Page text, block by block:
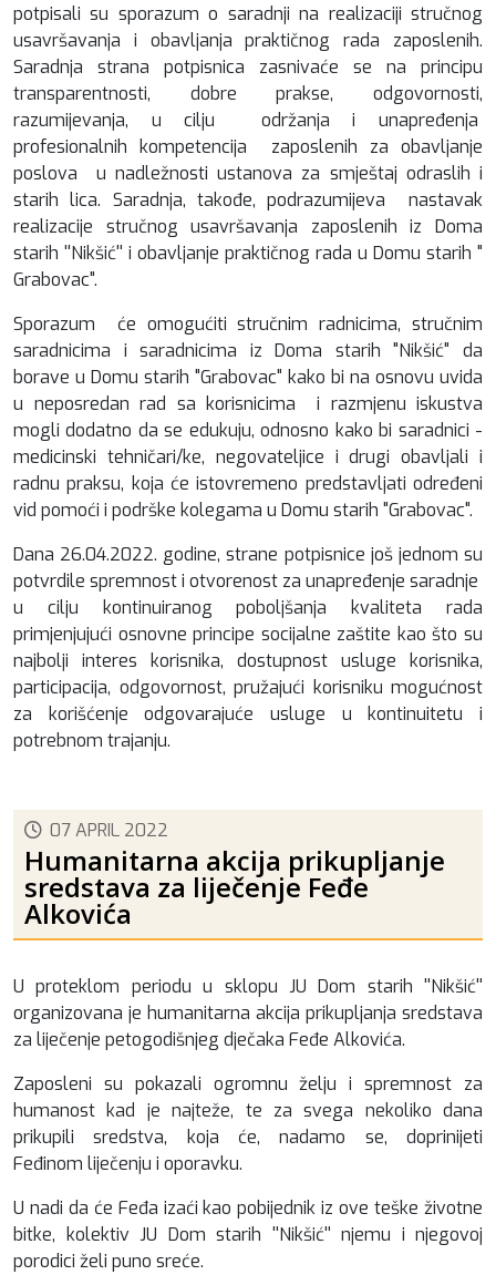
potpisali su sporazum o saradnji na realizaciji stručnog
usavršavanja i obavljanja praktičnog rada zaposlenih.
Saradnja strana potpisnica zasnivaće se na principu
transparentnosti, dobre prakse, odgovornosti,
razumijevanja, u cilju održanja i unapređenja
profesionalnih kompetencija zaposlenih za obavljanje
poslova u nadležnosti ustanova za smještaj odraslih i
starih lica. Saradnja, takođe, podrazumijeva nastavak
realizacije stručnog usavršavanja zaposlenih iz Doma
starih ''Nikšić'' i obavljanje praktičnog rada u Domu starih "
Grabovac".
Sporazum će omogućiti stručnim radnicima, stručnim
saradnicima i saradnicima iz Doma starih "Nikšić" da
borave u Domu starih "Grabovac" kako bi na osnovu uvida
u neposredan rad sa korisnicima i razmjenu iskustva
mogli dodatno da se edukuju, odnosno kako bi saradnici -
medicinski tehničari/ke, negovateljice i drugi obavljali i
radnu praksu, koja će istovremeno predstavljati određeni
vid pomoći i podrške kolegama u Domu starih "Grabovac".
Dana 26.04.2022. godine, strane potpisnice još jednom su
potvrdile spremnost i otvorenost za unapređenje saradnje
u cilju kontinuiranog poboljšanja kvaliteta rada
primjenjujući osnovne principe socijalne zaštite kao što su
najbolji interes korisnika, dostupnost usluge korisnika,
participacija, odgovornost, pružajući korisniku mogućnost
za korišćenje odgovarajuće usluge u kontinuitetu i
potrebnom trajanju.
07 APRIL 2022
Humanitarna akcija prikupljanje
sredstava za liječenje Feđe
Alkovića
U proteklom periodu u sklopu JU Dom starih ''Nikšić''
organizovana je humanitarna akcija prikupljanja sredstava
za liječenje petogodišnjeg dječaka Feđe Alkovića.
Zaposleni su pokazali ogromnu želju i spremnost za
humanost kad je najteže, te za svega nekoliko dana
prikupili sredstva, koja će, nadamo se, doprinijeti
Feđinom liječenju i oporavku.
U nadi da će Feđa izaći kao pobijednik iz ove teške životne
bitke, kolektiv JU Dom starih ''Nikšić'' njemu i njegovoj
porodici želi puno sreće.